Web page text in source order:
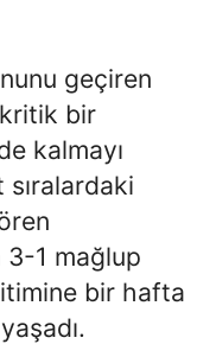
geçiren
bir
kalmayı
3-1 mağlup
bir hafta